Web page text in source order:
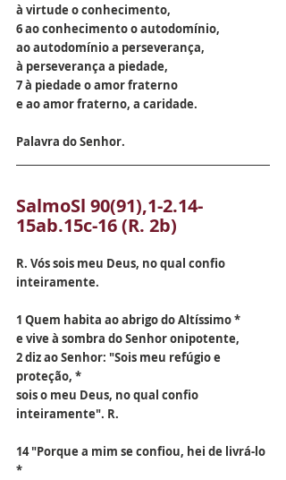
à virtude o conhecimento,
6 ao conhecimento o autodomínio,
ao autodomínio a perseverança,
à perseverança a piedade,
7 à piedade o amor fraterno
e ao amor fraterno, a caridade.
Palavra do Senhor.
SalmoSl 90(91),1-2.14-
15ab.15c-16 (R. 2b)
R. Vós sois meu Deus, no qual confio
inteiramente.
1 Quem habita ao abrigo do Altíssimo *
e vive à sombra do Senhor onipotente,
2 diz ao Senhor: "Sois meu refúgio e
proteção, *
sois o meu Deus, no qual confio
inteiramente". R.
14 "Porque a mim se confiou, hei de livrá-lo
*